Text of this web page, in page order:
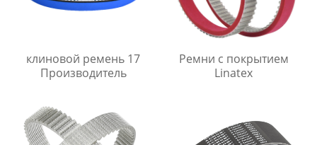
клиновой ремень 17
Производитель
Ремни с покрытием
Linatex